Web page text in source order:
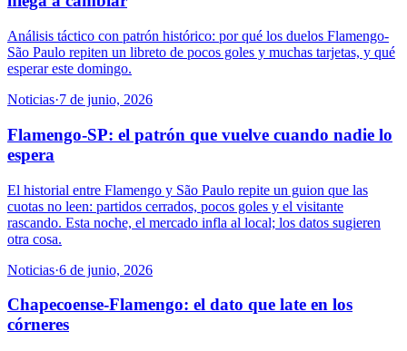
Análisis táctico con patrón histórico: por qué los duelos Flamengo-
São Paulo repiten un libreto de pocos goles y muchas tarjetas, y qué
esperar este domingo.
Noticias·7 de junio, 2026
Flamengo-SP: el patrón que vuelve cuando nadie lo
espera
El historial entre Flamengo y São Paulo repite un guion que las
cuotas no leen: partidos cerrados, pocos goles y el visitante
rascando. Esta noche, el mercado infla al local; los datos sugieren
otra cosa.
Noticias·6 de junio, 2026
Chapecoense-Flamengo: el dato que late en los
córneres